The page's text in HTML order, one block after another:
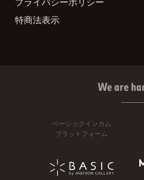
特商法表示
We are
ベーシックインカム
プラットフォーム